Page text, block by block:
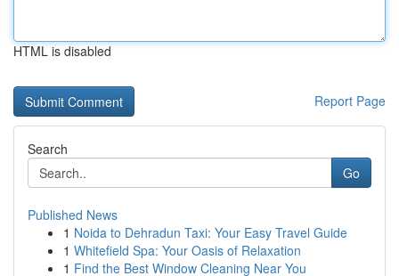
HTML is disabled
Report Page
Search
Go
Published News
1 Noida to Dehradun Taxi: Your Easy Travel Guide
1 Whitefield Spa: Your Oasis of Relaxation
1 Find the Best Window Cleaning Near You